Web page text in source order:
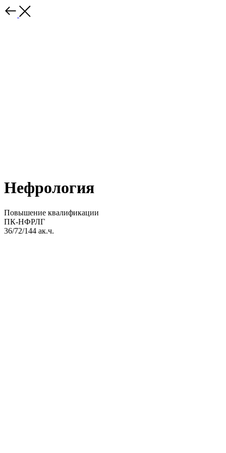
Нефрология
Повышение квалификации
ПК-НФРЛГ
36/72/144 ак.ч.